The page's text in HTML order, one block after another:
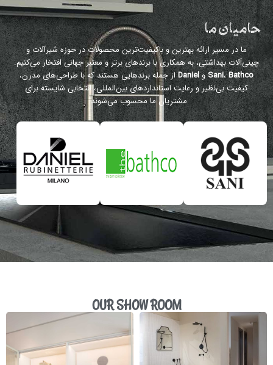
حامیان ما
ما در مسیر ارائه بهترین و باکیفیت‌ترین محصولات در حوزه شیرآلات و
چینی‌آلات بهداشتی، به همکاری با برندهای برتر و معتبر جهانی افتخار می‌کنیم.
Sani،Bathco وDanielاز جمله برندهایی هستند که با طراحی‌های مدرن،
کیفیت بی‌نظیر و رعایت استانداردهای بین‌المللی، انتخابی شایسته برای
مشتریان ما محسوب می‌شوند.
OUR SHOW ROOM